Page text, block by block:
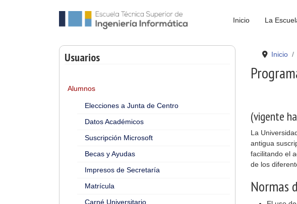
Inicio La
Usuarios
Alumnos
Elecciones a Junta de Centro
Datos Académicos
Suscripción Microsoft
Becas y Ayudas
Impresos de Secretaría
Matrícula
Carné Universitario
Inicio
(vigente
La
antigua
facilitando el
de los
Normas